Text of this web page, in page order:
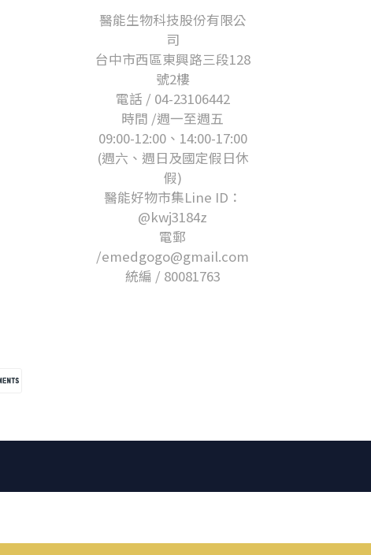
醫能生物科技股份有限公
司
台中市西區東興路三段128
號2樓
電話 / 04-23106442
時間 /週一至週五
09:00-12:00、14:00-17:00
(週六、週日及國定假日休
假)
醫能好物市集Line ID：
@kwj3184z
電郵
/emedgogo@gmail.com
統編 / 80081763